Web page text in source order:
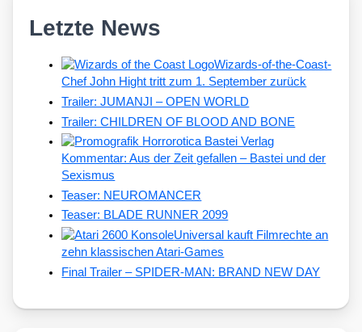
Letzte News
Wizards-of-the-Coast-
Chef John Hight tritt zum 1. September zurück
Trailer: JUMANJI – OPEN WORLD
Trailer: CHILDREN OF BLOOD AND BONE
Kommentar: Aus der Zeit gefallen – Bastei und der
Sexismus
Teaser: NEUROMANCER
Teaser: BLADE RUNNER 2099
Universal kauft Filmrechte an
zehn klassischen Atari-Games
Final Trailer – SPIDER-MAN: BRAND NEW DAY